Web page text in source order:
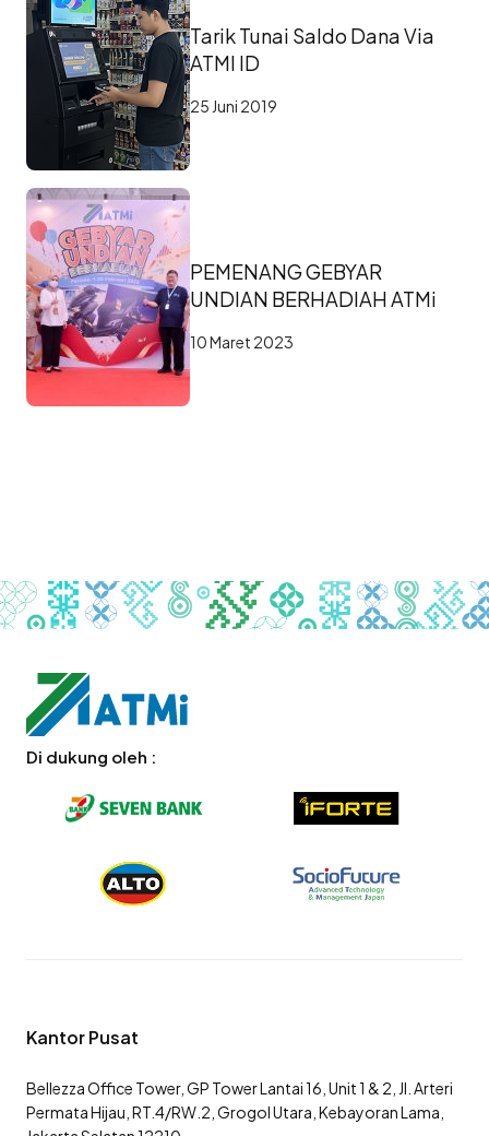
Tarik Tunai Saldo Dana Via
ATMI ID
25 Juni 2019
PEMENANG GEBYAR
UNDIAN BERHADIAH ATMi
10 Maret 2023
Di dukung oleh :
Kantor Pusat
Bellezza Office Tower, GP Tower Lantai 16, Unit 1 & 2, Jl. Arteri
Permata Hijau, RT.4/RW.2, Grogol Utara, Kebayoran Lama,